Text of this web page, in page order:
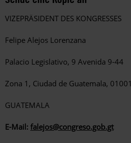
VIZEPRÄSIDENT DES KONGRESSES
Felipe Alejos Lorenzana
Palacio Legislativo, 9 Avenida 9-44
Zona 1, Ciudad de Guatemala, 01001
GUATEMALA
E-Mail: falejos@congreso.gob.gt